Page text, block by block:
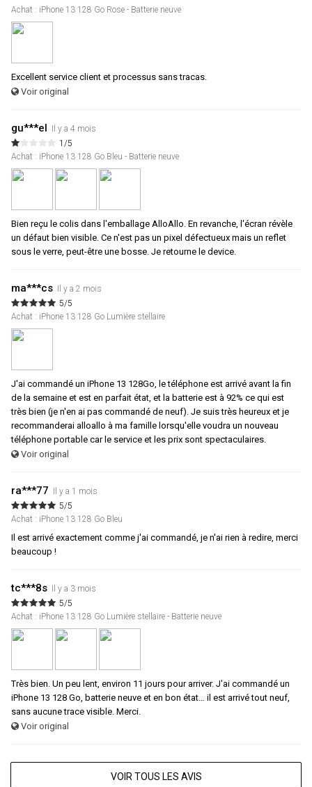
Achat : iPhone 13 128 Go Rose - Batterie neuve
Excellent service client et processus sans tracas.
Voir original
gu***el
Il y a 4 mois
1/5
Achat : iPhone 13 128 Go Bleu - Batterie neuve
Bien reçu le colis dans l'emballage AlloAllo. En revanche, l'écran révèle
un défaut bien visible. Ce n'est pas un pixel défectueux mais un reflet
sous le verre, peut-être une bosse. Je retourne le device.
ma***cs
Il y a 2 mois
5/5
Achat : iPhone 13 128 Go Lumière stellaire
J'ai commandé un iPhone 13 128Go, le téléphone est arrivé avant la fin
de la semaine et est en parfait état, et la batterie est à 92% ce qui est
très bien (je n'en ai pas commandé de neuf). Je suis très heureux et je
recommanderai alloallo à ma famille lorsqu'elle voudra un nouveau
téléphone portable car le service et les prix sont spectaculaires.
Voir original
ra***77
Il y a 1 mois
5/5
Achat : iPhone 13 128 Go Bleu
Il est arrivé exactement comme j'ai commandé, je n'ai rien à redire, merci
beaucoup !
tc***8s
Il y a 3 mois
5/5
Achat : iPhone 13 128 Go Lumière stellaire - Batterie neuve
Très bien. Un peu lent, environ 11 jours pour arriver. J'ai commandé un
iPhone 13 128 Go, batterie neuve et en bon état… il est arrivé tout neuf,
sans aucune trace visible. Merci.
Voir original
VOIR TOUS LES AVIS